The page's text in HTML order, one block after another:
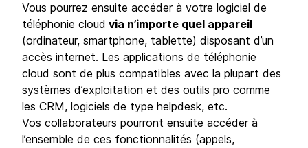
Vous pourrez ensuite accéder à votre logiciel de
téléphonie cloud via n’importe quel appareil
(ordinateur, smartphone, tablette) disposant d’un
accès internet. Les applications de téléphonie
cloud sont de plus compatibles avec la plupart des
systèmes d’exploitation et des outils pro comme
les CRM, logiciels de type helpdesk, etc.
Vos collaborateurs pourront ensuite accéder à
l’ensemble de ces fonctionnalités (appels,